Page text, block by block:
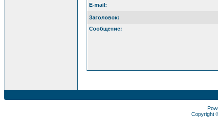
E-mail:
Заголовок:
Сообщение:
Copyright